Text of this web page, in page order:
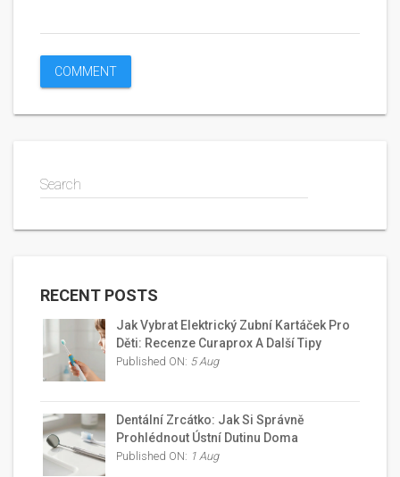
Search
RECENT POSTS
Jak Vybrat Elektrický Zubní Kartáček Pro
Děti: Recenze Curaprox A Další Tipy
Published ON: 5 Aug
Dentální Zrcátko: Jak Si Správně
Prohlédnout Ústní Dutinu Doma
Published ON: 1 Aug